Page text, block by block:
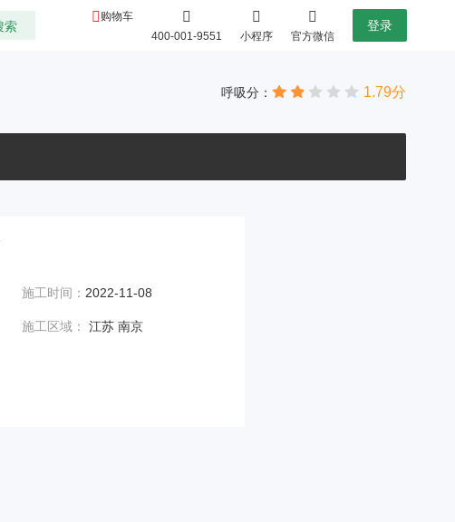
购物车
400-001-9551
小程序 官方微信
登录
呼吸分： 1.79分
施工时间： 2022-11-08
施工区域： 江苏 南京